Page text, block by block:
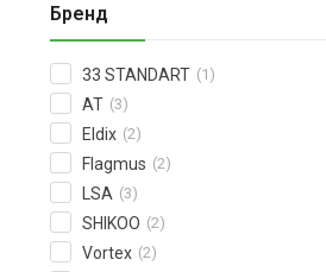
Бренд
33 STANDART (1)
AT (3)
Eldix (2)
Flagmus (2)
LSA (3)
SHIKOO (2)
Vortex (2)